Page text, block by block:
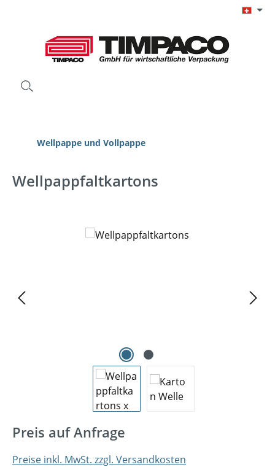
Wellpappe und Vollpappe
Wellpappfaltkartons
Bildergalerie überspringen
Preis auf Anfrage
Preise inkl. MwSt. zzgl. Versandkosten